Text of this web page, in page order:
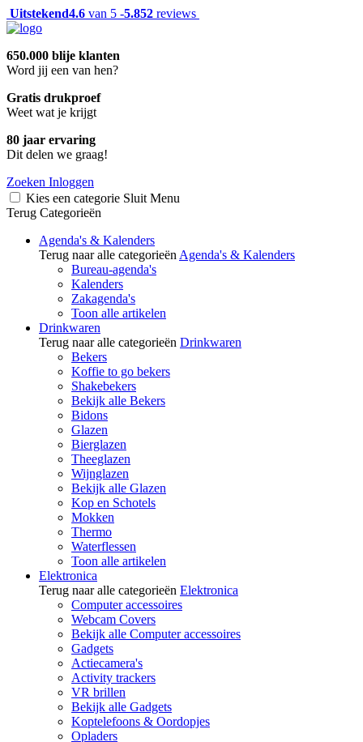
Uitstekend4.6 van 5 -5.852 reviews
650.000 blije klanten
Word jij een van hen?
Gratis drukproef
Weet wat je krijgt
80 jaar ervaring
Dit delen we graag!
Zoeken Inloggen
Kies een categorie Sluit Menu
Terug Categorieën
Agenda's & Kalenders
Terug naar alle categorieën Agenda's & Kalenders
Bureau-agenda's
Kalenders
Zakagenda's
Toon alle artikelen
Drinkwaren
Terug naar alle categorieën Drinkwaren
Bekers
Koffie to go bekers
Shakebekers
Bekijk alle Bekers
Bidons
Glazen
Bierglazen
Theeglazen
Wijnglazen
Bekijk alle Glazen
Kop en Schotels
Mokken
Thermo
Waterflessen
Toon alle artikelen
Elektronica
Terug naar alle categorieën Elektronica
Computer accessoires
Webcam Covers
Bekijk alle Computer accessoires
Gadgets
Actiecamera's
Activity trackers
VR brillen
Bekijk alle Gadgets
Koptelefoons & Oordopjes
Opladers